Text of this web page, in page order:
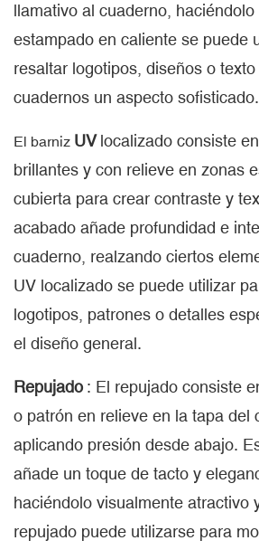
llamativo al cuaderno,
estampado en caliente se puede
resaltar logotipos, diseños o
cuadernos un aspecto sofisticado.
El barniz UV localizado consiste
brillantes y con relieve en zonas
cubierta para crear contraste y
acabado añade profundidad e
cuaderno, realzando ciertos
UV localizado se puede utilizar
logotipos, patrones o detalles
el diseño general.
Repujado : El repujado consiste
o patrón en relieve en la tapa del
aplicando presión desde abajo.
añade un toque de tacto y
haciéndolo visualmente atractivo
repujado puede utilizarse para